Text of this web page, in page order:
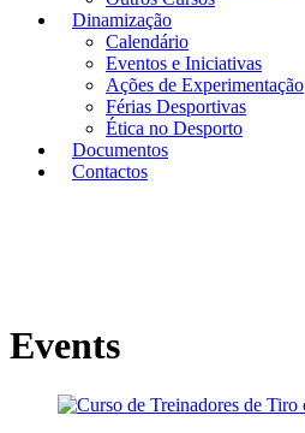
Dinamização
Calendário
Eventos e Iniciativas
Ações de Experimentação
Férias Desportivas
Ética no Desporto
Documentos
Contactos
Events